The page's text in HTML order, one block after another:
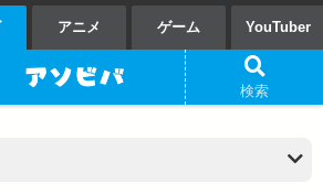
アニメ ゲーム YouTuber
検索